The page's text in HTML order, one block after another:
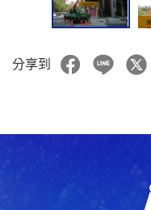
分享到